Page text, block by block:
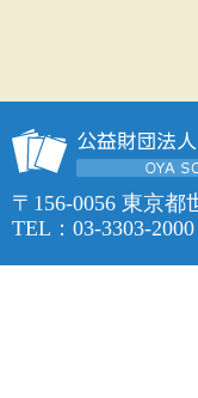
〒156-0056 東京都
TEL：03-3303-2000